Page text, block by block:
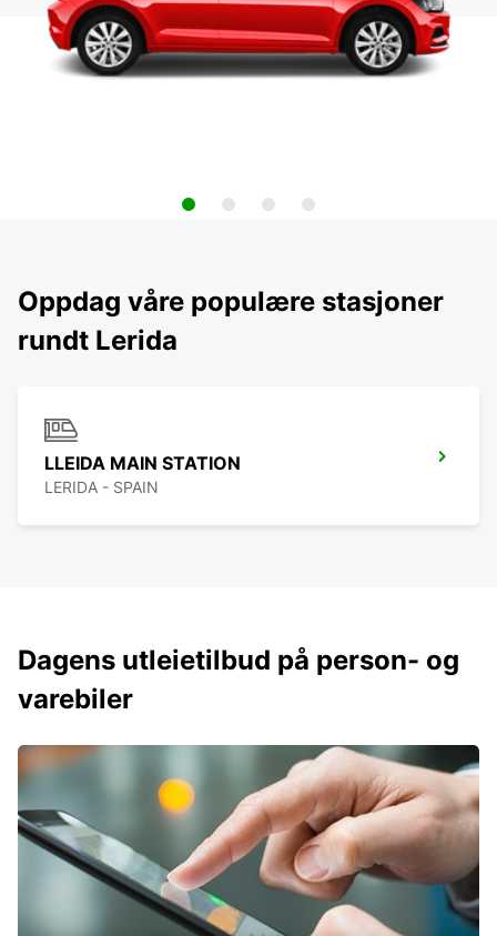
Oppdag våre populære stasjoner
rundt Lerida
LLEIDA MAIN STATION
LERIDA - SPAIN
Dagens utleietilbud på person- og
varebiler